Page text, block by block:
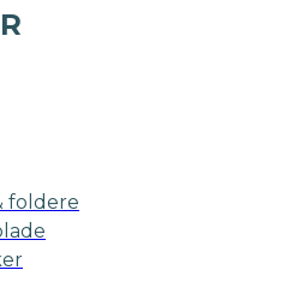
foldere